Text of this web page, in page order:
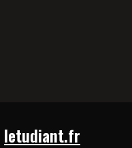
letudiant.fr